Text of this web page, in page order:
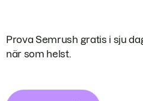
Prova Semrush gratis i sju
när som helst.